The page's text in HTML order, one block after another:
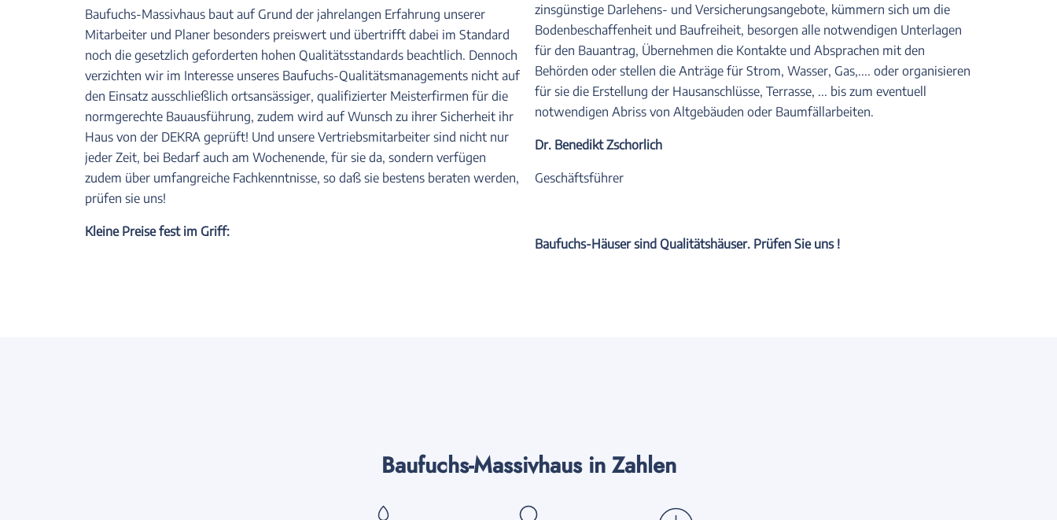
Baufuchs-Massivhaus baut auf Grund der jahrelangen Erfahrung unserer
Mitarbeiter und Planer besonders preiswert und übertrifft dabei im Standard
noch die gesetzlich geforderten hohen Qualitätsstandards beachtlich. Dennoch
verzichten wir im Interesse unseres Baufuchs-Qualitätsmanagements nicht auf
den Einsatz ausschließlich ortsansässiger, qualifizierter Meisterfirmen für die
normgerechte Bauausführung, zudem wird auf Wunsch zu ihrer Sicherheit ihr
Haus von der DEKRA geprüft! Und unsere Vertriebsmitarbeiter sind nicht nur
jeder Zeit, bei Bedarf auch am Wochenende, für sie da, sondern verfügen
zudem über umfangreiche Fachkenntnisse, so daß sie bestens beraten werden,
prüfen sie uns!
Kleine Preise fest im Griff:
zinsgünstige Darlehens- und Versicherungsangebote, kümmern sich um die
Bodenbeschaffenheit und Baufreiheit, besorgen alle notwendigen Unterlagen
für den Bauantrag, Übernehmen die Kontakte und Absprachen mit den
Behörden oder stellen die Anträge für Strom, Wasser, Gas,.... oder organisieren
für sie die Erstellung der Hausanschlüsse, Terrasse, ... bis zum eventuell
notwendigen Abriss von Altgebäuden oder Baumfällarbeiten.
Dr. Benedikt Zschorlich
Geschäftsführer
Baufuchs-Häuser sind Qualitätshäuser. Prüfen Sie uns !
Baufuchs-Massivhaus in Zahlen